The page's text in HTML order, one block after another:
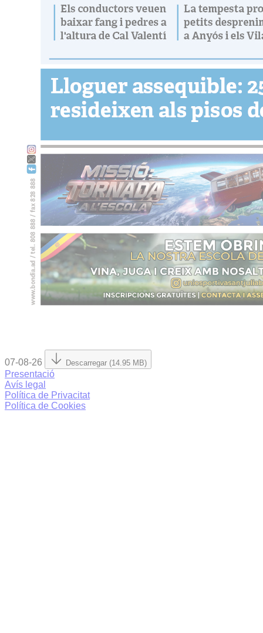
07-08-26 Descarregar (14.95 MB)
Presentació
Avís legal
Política de Privacitat
Política de Cookies